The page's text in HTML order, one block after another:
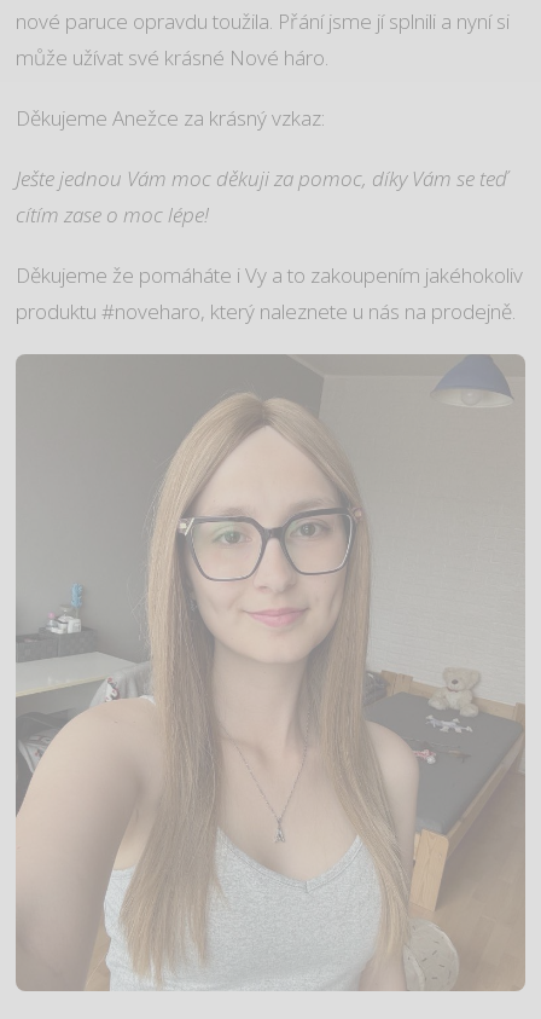
nové paruce opravdu toužila. Přání jsme jí splnili a nyní si
může užívat své krásné Nové háro.
Děkujeme Anežce za krásný vzkaz:
Ješte jednou Vám moc děkuji za pomoc, díky Vám se teď
cítím zase o moc lépe!
Děkujeme že pomáháte i Vy a to zakoupením jakéhokoliv
produktu #noveharo, který naleznete u nás na prodejně.